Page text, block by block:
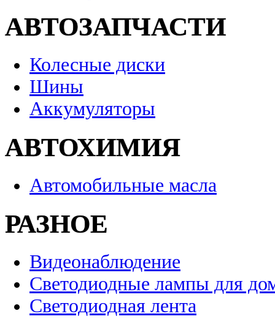
АВТОЗАПЧАСТИ
Колесные диски
Шины
Аккумуляторы
АВТОХИМИЯ
Автомобильные масла
РАЗНОЕ
Видеонаблюдение
Светодиодные лампы для
Светодиодная лента